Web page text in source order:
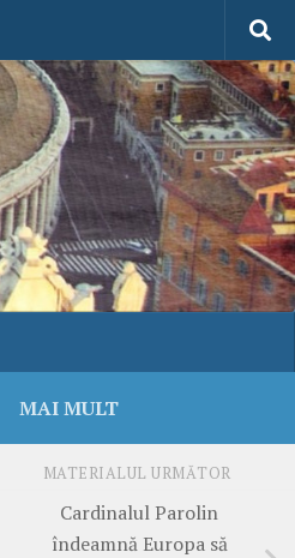
MAI MULT
MATERIALUL URMĂTOR
Cardinalul Parolin
îndeamnă Europa să